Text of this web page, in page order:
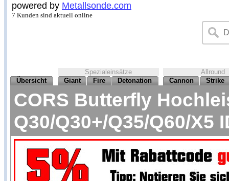
powered by Metallsonde.com
7 Kunden sind aktuell online
Spezialeinsätze
Allround
Übersicht
Giant Fire Detonation Cannon Strike
CORS Butterfly
Q30/Q30+/Q35/Q60/X5